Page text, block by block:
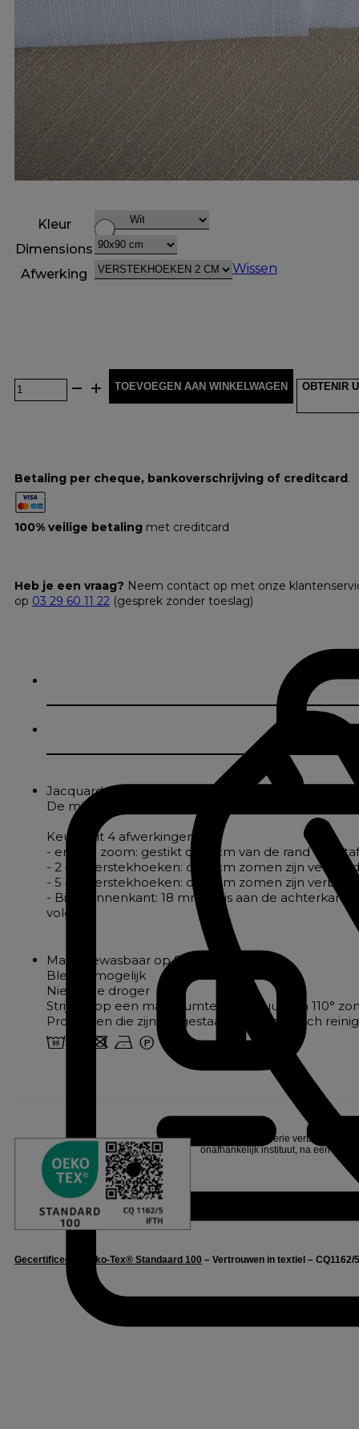
Kleur
Dimensions
Afwerking
Wissen
TOEVOEGEN AAN WINKELWAGEN OBTENIR
Betaling per cheque, bankoverschrijving of creditcard.
100% veilige betaling met creditcard
Heb je een vraag? Neem contact op met onze
op 03 29 60 11 22 (gesprek zonder toeslag)
Jacquard tafelkleed van polykatoen met
De mix van katoen en polyester geeft de stof
Keuze uit 4 afwerkingen:
- enkele zoom: gestikt op 2 cm van de rand voor
- 2 cm verstekhoeken: de 2 cm zomen zijn
- 5 cm verstekhoeken: de 5 cm zomen zijn
- Biais binnenkant: 18 mm biais aan de
volgen
Machinewasbaar op 95°.
Bleken mogelijk
Niet in de droger
Strijken op een maximumtemperatuur van 110°
Producten die zijn toegestaan voor chemisch
2 u d n W
Linvosges Hôtellerie verbindt zich
onafhankelijk instituut, na een
Gecertificeerd Oeko-Tex® Standaard 100 – Vertrouwen in textiel – CQ1162/